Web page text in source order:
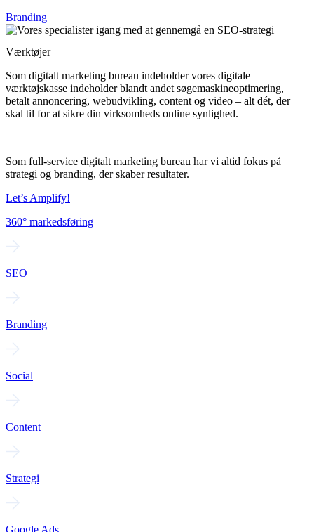
Branding
Værktøjer
Som digitalt marketing bureau indeholder vores digitale
værktøjskasse indeholder blandt andet søgemaskineoptimering,
betalt annoncering, webudvikling, content og video – alt dét, der
skal til for at sikre din virksomheds online synlighed.
Som full-service digitalt marketing bureau har vi altid fokus på
strategi og branding, der skaber resultater.
Let’s Amplify!
360° markedsføring
SEO
Branding
Social
Content
Strategi
Google Ads